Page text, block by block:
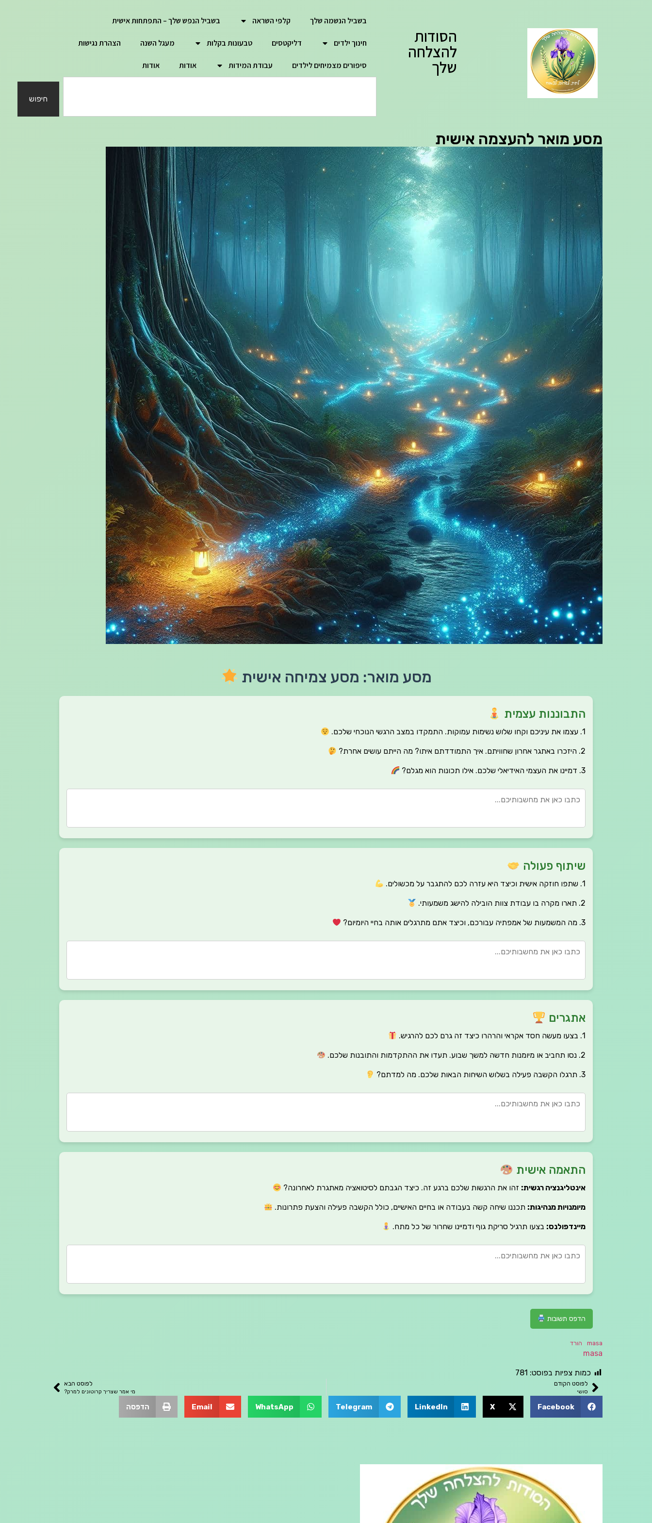
הסודות
להצלחה
שלך
בשביל הנשמה שלך קלפי השראה בשביל הנפש שלך – התפתחות אישית
חינוך ילדים דליקטסים טבעונות בקלות מעגל השנה הצהרת נגישות
סיפורים מצמיחים לילדים עבודת המידות אודות אודות
חיפוש
מסע מואר להעצמה אישית
מסע מואר: מסע צמיחה אישית
התבוננות עצמית
1. עצמו את עיניכם וקחו שלוש נשימות עמוקות. התמקדו במצב הרגשי הנוכחי שלכם.
2. היזכרו באתגר אחרון שחוויתם. איך התמודדתם איתו? מה הייתם עושים אחרת?
3. דמיינו את העצמי האידיאלי שלכם. אילו תכונות הוא מגלם?
שיתוף פעולה
1. שתפו חוזקה אישית וכיצד היא עזרה לכם להתגבר על מכשולים.
2. תארו מקרה בו עבודת צוות הובילה להישג משמעותי.
3. מה המשמעות של אמפתיה עבורכם, וכיצד אתם מתרגלים אותה בחיי היומיום?
אתגרים
1. בצעו מעשה חסד אקראי והרהרו כיצד זה גרם לכם להרגיש.
2. נסו תחביב או מיומנות חדשה למשך שבוע. תעדו את ההתקדמות והתובנות שלכם.
3. תרגלו הקשבה פעילה בשלוש השיחות הבאות שלכם. מה למדתם?
התאמה אישית
אינטליגנציה רגשית: זהו את הרגשות שלכם ברגע זה. כיצד הגבתם לסיטואציה מאתגרת לאחרונה?
מיומנויות מנהיגות: תכננו שיחה קשה בעבודה או בחיים האישיים, כולל הקשבה פעילה והצעת פתרונות.
מיינדפולנס: בצעו תרגיל סריקת גוף ודמיינו שחרור של כל מתח.
הדפס תשובות
masa הורד
masa
כמות צפיות בפוסט: 781
לפוסט הקודם
סושי
לפוסט הבא
מי אמר שצריך קרוטונים למרק?
Facebook
X
LinkedIn
Telegram
WhatsApp
Email הדפסה